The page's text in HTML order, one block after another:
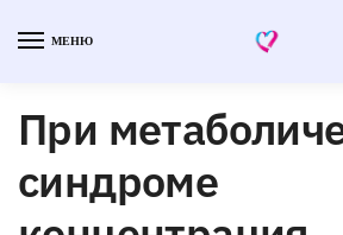
МЕНЮ
При
синдроме